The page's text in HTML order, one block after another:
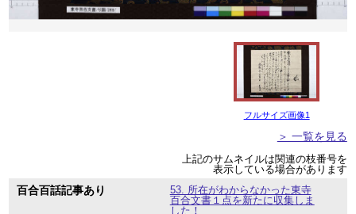
フルサイズ画像1
＞ 一覧を見る
上記のサムネイルは関連の枝番号を
表示している場合があります
百合百話記事あり
53. 所在がわからなかった東寺
百合文書１点を新たに収集しま
した！